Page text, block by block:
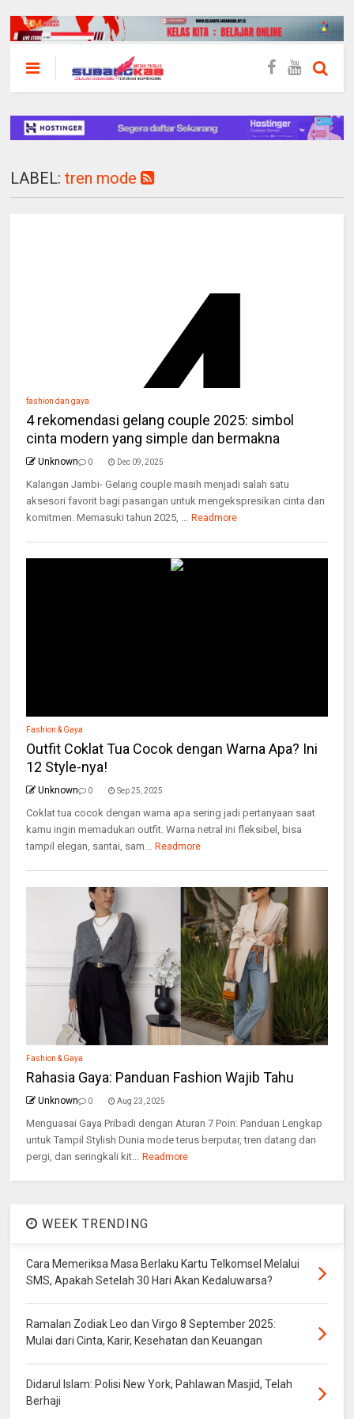
LABEL:tren mode
fashion dan gaya
4 rekomendasi gelang couple 2025: simbol
cinta modern yang simple dan bermakna
Unknown 0 Dec 09, 2025
Kalangan Jambi- Gelang couple masih menjadi salah satu
aksesori favorit bagi pasangan untuk mengekspresikan cinta dan
komitmen. Memasuki tahun 2025, ... Readmore
Fashion & Gaya
Outfit Coklat Tua Cocok dengan Warna Apa? Ini
12 Style-nya!
Unknown 0 Sep 25, 2025
Coklat tua cocok dengan warna apa sering jadi pertanyaan saat
kamu ingin memadukan outfit. Warna netral ini fleksibel, bisa
tampil elegan, santai, sam... Readmore
Fashion & Gaya
Rahasia Gaya: Panduan Fashion Wajib Tahu
Unknown 0 Aug 23, 2025
Menguasai Gaya Pribadi dengan Aturan 7 Poin: Panduan Lengkap
untuk Tampil Stylish Dunia mode terus berputar, tren datang dan
pergi, dan seringkali kit... Readmore
WEEK TRENDING
Cara Memeriksa Masa Berlaku Kartu Telkomsel Melalui
SMS, Apakah Setelah 30 Hari Akan Kedaluwarsa?
Ramalan Zodiak Leo dan Virgo 8 September 2025:
Mulai dari Cinta, Karir, Kesehatan dan Keuangan
Didarul Islam: Polisi New York, Pahlawan Masjid, Telah
Berhaji